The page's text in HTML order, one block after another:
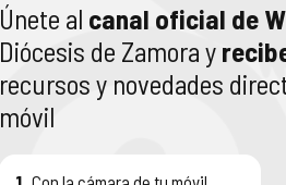
Únete al canal oficial de
Diócesis de Zamora y
recursos y novedades
móvil